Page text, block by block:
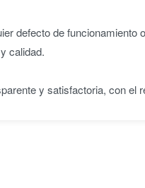
defecto de
calidad.
y satisfactoria, con el